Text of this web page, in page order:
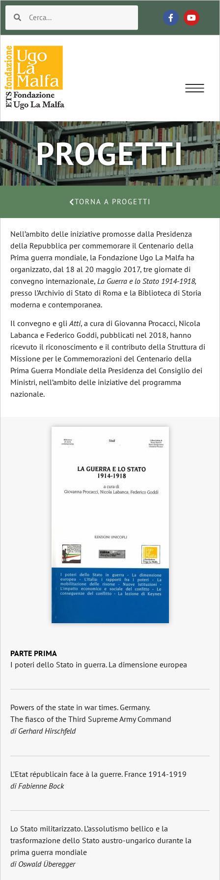
PROGETTI
TORNA A PROGETTI
Nell’ambito delle iniziative promosse dalla Presidenza
della Repubblica per commemorare il Centenario della
Prima guerra mondiale, la Fondazione Ugo La Malfa ha
organizzato, dal 18 al 20 maggio 2017, tre giornate di
convegno internazionale, La Guerra e lo Stato 1914-1918,
presso l’Archivio di Stato di Roma e la Biblioteca di Storia
moderna e contemporanea.
Il convegno e gliAtti, a cura di Giovanna Procacci, Nicola
Labanca e Federico Goddi, pubblicati nel 2018, hanno
ricevuto il riconoscimento e il contributo della Struttura di
Missione per le Commemorazioni del Centenario della
Prima Guerra Mondiale della Presidenza del Consiglio dei
Ministri, nell’ambito delle iniziative del programma
nazionale.
PARTE PRIMA
I poteri dello Stato in guerra. La dimensione europea
Powers of the state in war times. Germany.
The fiasco of the Third Supreme Army Command
di Gerhard Hirschfeld
L’Etat républicain face à la guerre. France 1914-1919
di Fabienne Bock
Lo Stato militarizzato. L’assolutismo bellico e la
trasformazione dello Stato austro-ungarico durante la
prima guerra mondiale
di Oswald Überegger